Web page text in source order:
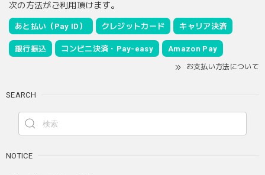
次の方法がご利用頂けます。
あと払い（Pay ID） クレジットカード キャリア決済
銀行振込 コンビニ決済・Pay-easy Amazon Pay
お支払い方法について
SEARCH
NOTICE